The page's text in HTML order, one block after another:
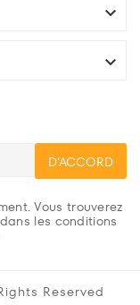


D'ACCORD
Vous trouverez
les conditions
Reserved